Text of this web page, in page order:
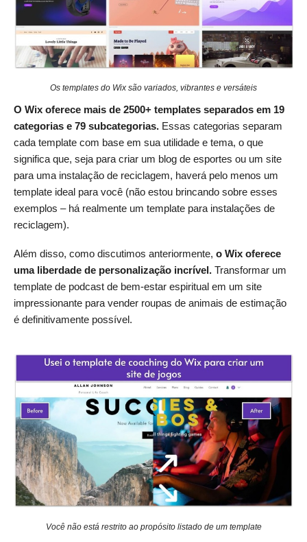
Os templates do Wix são variados, vibrantes e versáteis
O Wix oferece mais de 2500+ templates separados em 19
categorias e 79 subcategorias. Essas categorias separam
cada template com base em sua utilidade e tema, o que
significa que, seja para criar um blog de esportes ou um site
para uma instalação de reciclagem, haverá pelo menos um
template ideal para você (não estou brincando sobre esses
exemplos – há realmente um template para instalações de
reciclagem).
Além disso, como discutimos anteriormente, o Wix oferece
uma liberdade de personalização incrível. Transformar um
template de podcast de bem-estar espiritual em um site
impressionante para vender roupas de animais de estimação
é definitivamente possível.
Você não está restrito ao propósito listado de um template